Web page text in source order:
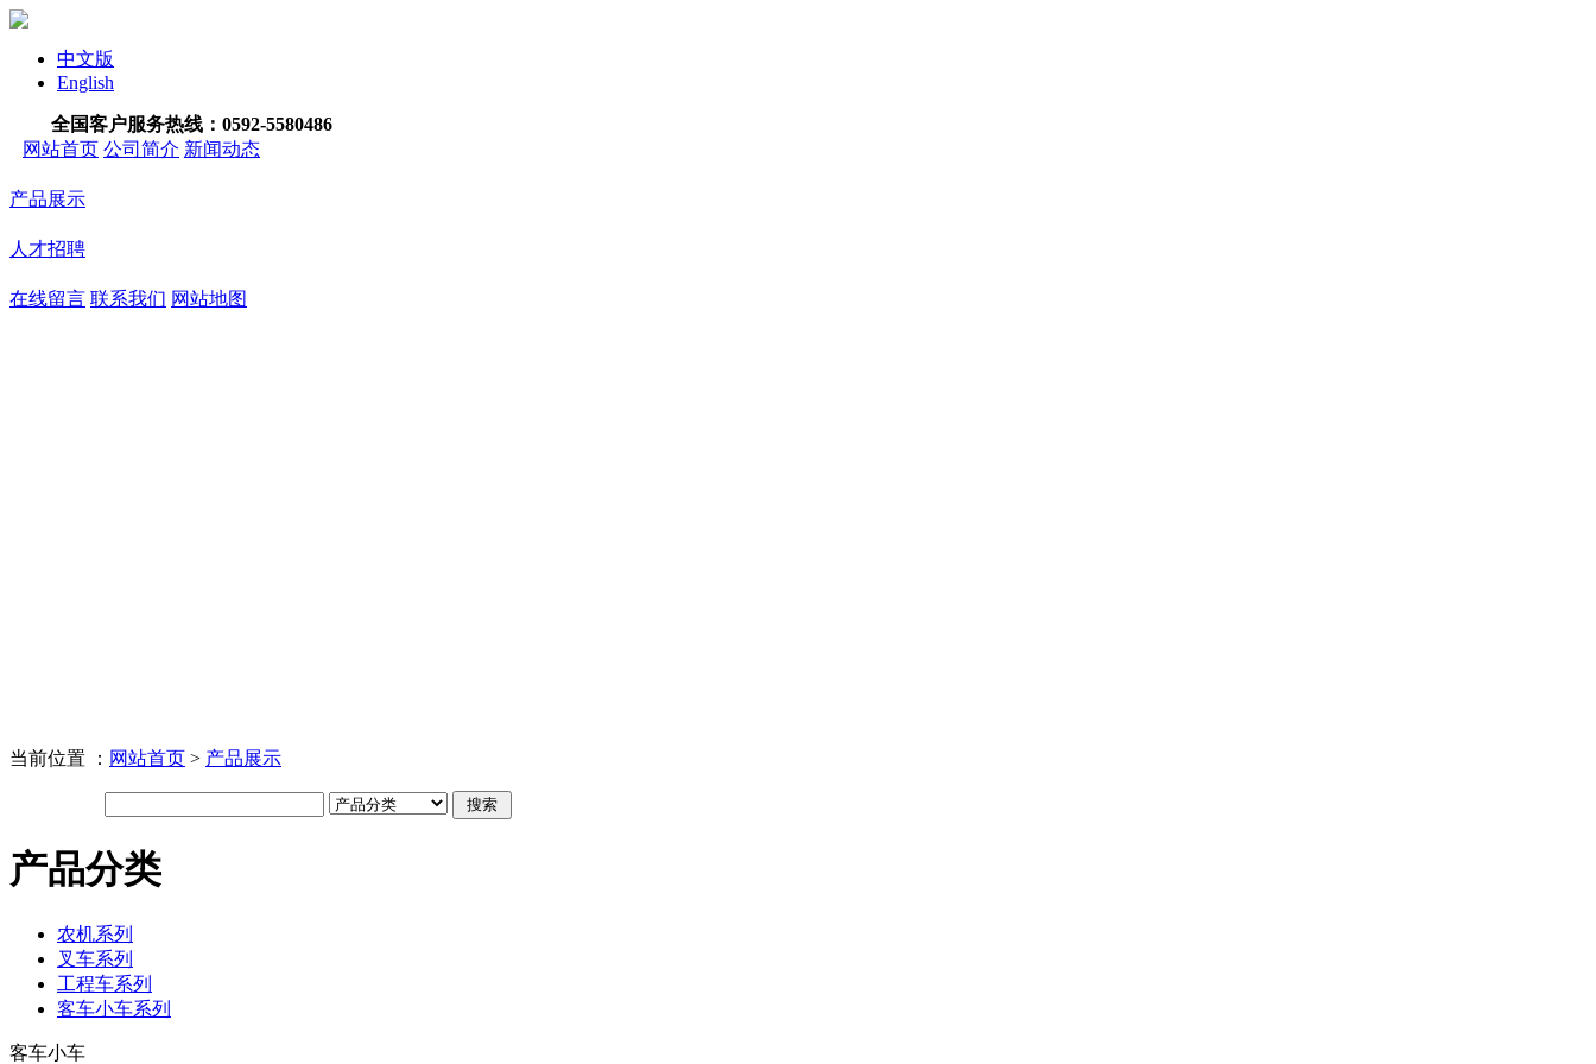
中文版
English
全国客户服务热线： 0592-5580486
网站首页 公司简介 新闻动态
产品展示
人才招聘
在线留言 联系我们 网站地图
当前位置 ： 网站首页 > 产品展示
产品分类
农机系列
叉车系列
工程车系列
客车小车系列
客车小车